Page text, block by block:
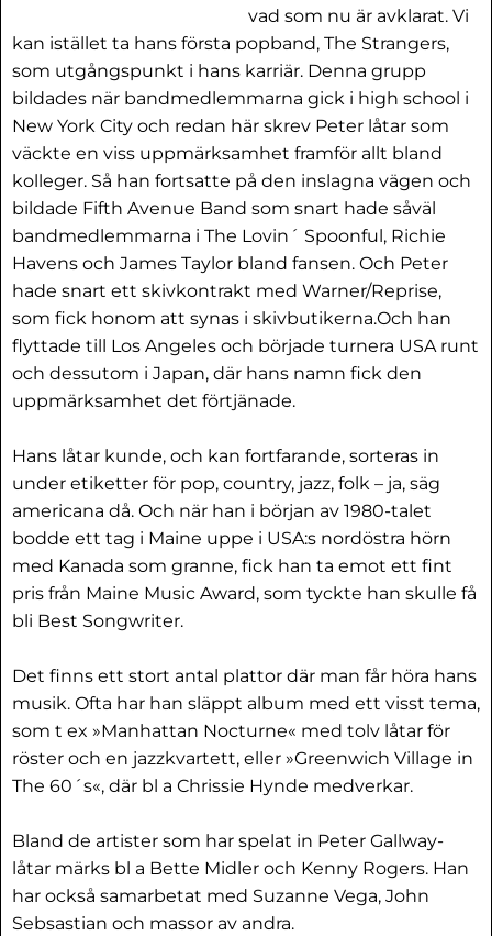
vad som nu är avklarat. Vi
kan istället ta hans första popband, The Strangers,
som utgångspunkt i hans karriär. Denna grupp
bildades när bandmedlemmarna gick i high school i
New York City och redan här skrev Peter låtar som
väckte en viss uppmärksamhet framför allt bland
kolleger. Så han fortsatte på den inslagna vägen och
bildade Fifth Avenue Band som snart hade såväl
bandmedlemmarna i The Lovin´ Spoonful, Richie
Havens och James Taylor bland fansen. Och Peter
hade snart ett skivkontrakt med Warner/Reprise,
som fick honom att synas i skivbutikerna.Och han
flyttade till Los Angeles och började turnera USA runt
och dessutom i Japan, där hans namn fick den
uppmärksamhet det förtjänade.
Hans låtar kunde, och kan fortfarande, sorteras in
under etiketter för pop, country, jazz, folk – ja, säg
americana då. Och när han i början av 1980-talet
bodde ett tag i Maine uppe i USA:s nordöstra hörn
med Kanada som granne, fick han ta emot ett fint
pris från Maine Music Award, som tyckte han skulle få
bli Best Songwriter.
Det finns ett stort antal plattor där man får höra hans
musik. Ofta har han släppt album med ett visst tema,
som t ex »Manhattan Nocturne« med tolv låtar för
röster och en jazzkvartett, eller »Greenwich Village in
The 60´s«, där bl a Chrissie Hynde medverkar.
Bland de artister som har spelat in Peter Gallway-
låtar märks bl a Bette Midler och Kenny Rogers. Han
har också samarbetat med Suzanne Vega, John
Sebsastian och massor av andra.